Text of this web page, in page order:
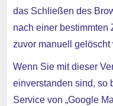
das Schließen des
nach einer bestimmten
zuvor manuell gelöscht
Wenn Sie mit dieser
einverstanden sind, so
Service von „Google